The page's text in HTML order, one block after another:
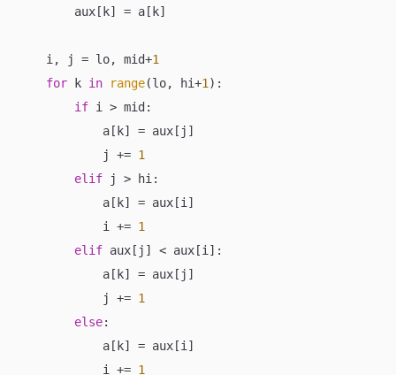
        aux[k] = a[k]
    i, j = lo, mid+
1
for k in range(lo, hi+1 ):
if i > mid:
            a[k] = aux[j]
            j +=
1
elif j > hi:
            a[k] = aux[i]
            i +=
1
elif aux[j] < aux[i]:
            a[k] = aux[j]
            j +=
1
else:
            a[k] = aux[i]
            i +=
1